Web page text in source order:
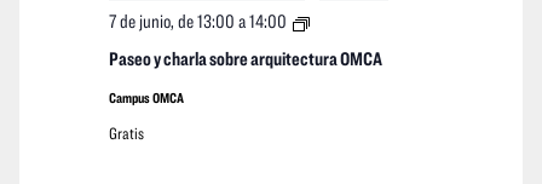
Paseo y charla sobre arquitectura OMCA
7 de junio, de 13:00 a14:00
Paseo
charla
Campus OMCA
Gratis